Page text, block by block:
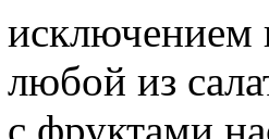
исключением
любой из
с фруктами